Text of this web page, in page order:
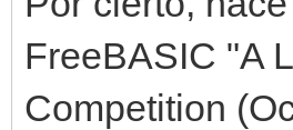
FreeBASIC "A
Competition